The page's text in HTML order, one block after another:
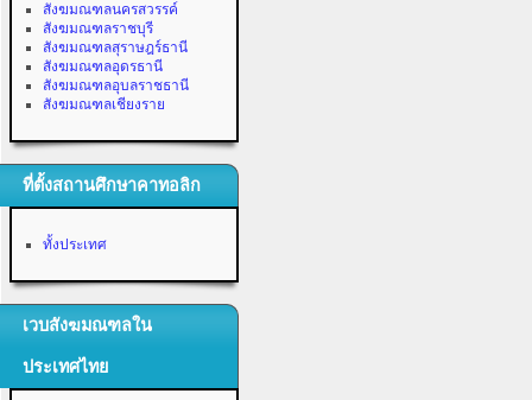
สังฆมณฑลนครสวรรค์
สังฆมณฑลราชบุรี
สังฆมณฑลสุราษฎร์ธานี
สังฆมณฑลอุดรธานี
สังฆมณฑลอุบลราชธานี
สังฆมณฑลเชียงราย
ที่ตั้งสถานศึกษาคาทอลิก
ทั้งประเทศ
เวบสังฆมณฑลใน
ประเทศไทย